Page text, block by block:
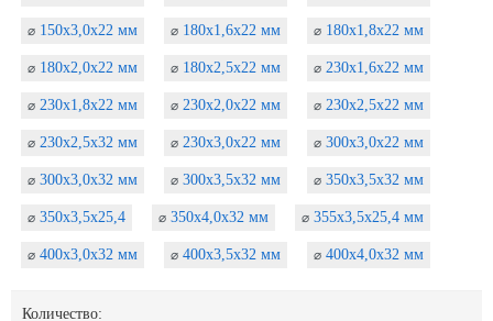
⌀ 150х3,0х22 мм ⌀ 180х1,6х22 мм ⌀ 180х1,8х22 мм
⌀ 180х2,0х22 мм ⌀ 180х2,5х22 мм ⌀ 230х1,6х22 мм
⌀ 230х1,8х22 мм ⌀ 230х2,0х22 мм ⌀ 230х2,5х22 мм
⌀ 230х2,5х32 мм ⌀ 230х3,0х22 мм ⌀ 300х3,0х22 мм
⌀ 300х3,0х32 мм ⌀ 300х3,5х32 мм ⌀ 350х3,5х32 мм
⌀ 350х3,5х25,4 ⌀ 350х4,0х32 мм ⌀ 355х3,5х25,4 мм
⌀ 400х3,0х32 мм ⌀ 400х3,5х32 мм ⌀ 400х4,0х32 мм
Количество: